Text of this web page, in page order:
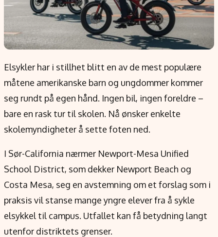
EU-Kommisjonen
Grønt skifte
Redaksjonell policy
Informasjon
Om oss
Kontakt oss
Forfattere og redaksjon
Etiske retningslinjer
Alt om penger på engelsk
Elsykler har i stillhet blitt en av de mest populære
måtene amerikanske barn og ungdommer kommer
seg rundt på egen hånd. Ingen bil, ingen foreldre –
bare en rask tur til skolen. Nå ønsker enkelte
skolemyndigheter å sette foten ned.
I Sør-California nærmer Newport-Mesa Unified
School District, som dekker Newport Beach og
Costa Mesa, seg en avstemning om et forslag som i
praksis vil stanse mange yngre elever fra å sykle
elsykkel til campus. Utfallet kan få betydning langt
utenfor distriktets grenser.